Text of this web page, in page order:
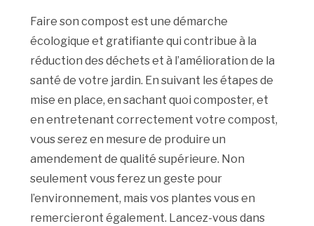
Faire son compost est une démarche
écologique et gratifiante qui contribue à la
réduction des déchets et à l’amélioration de la
santé de votre jardin. En suivant les étapes de
mise en place, en sachant quoi composter, et
en entretenant correctement votre compost,
vous serez en mesure de produire un
amendement de qualité supérieure. Non
seulement vous ferez un geste pour
l’environnement, mais vos plantes vous en
remercieront également. Lancez-vous dans